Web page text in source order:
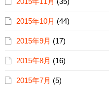
2015年10月 (44)
2015年9月 (17)
2015年8月 (16)
2015年7月 (5)